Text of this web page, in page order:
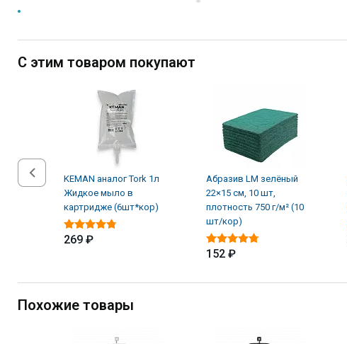
С этим товаром покупают
KEMAN аналог Tork 1л
Жидкое мыло в
картридже (6шт*кор)
269 ₽
Абразив LM зелёный
22×15 см, 10 шт,
плотность 750 г/м² (10
шт/кор)
152 ₽
Похожие товары